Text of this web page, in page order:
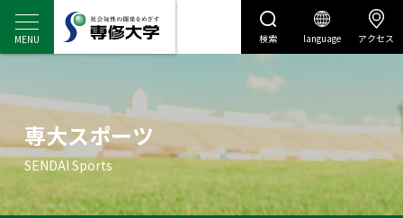
検索 language アクセス
センディナビ センディナビTOP